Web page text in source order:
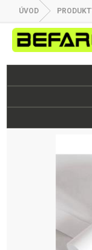
ÚVOD